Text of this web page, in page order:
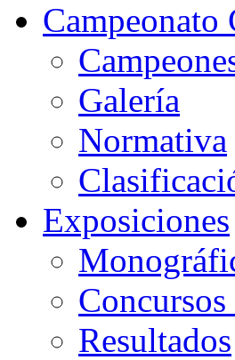
Campeonato
Galería
Normativa
Exposiciones
Resultados